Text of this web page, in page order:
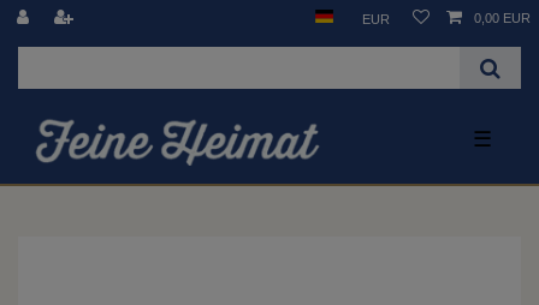
EUR 0,00 EUR
☰